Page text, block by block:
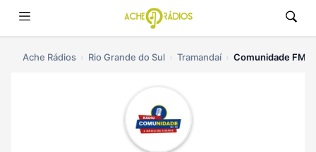
Ache Rádios Rio Grande do Sul Tramandaí Comunidade FM